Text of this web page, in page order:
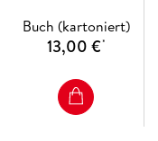
Buch (kartoniert)
13,00 €*